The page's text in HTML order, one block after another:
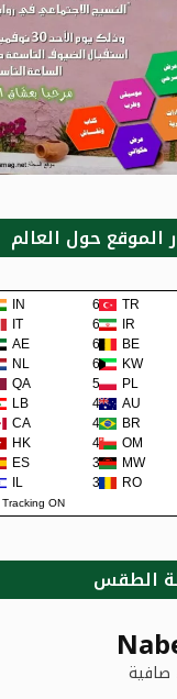
الموقع حول العالم
IN 63 TR
IT 62 IR
AE 62 BE
NL 60 KW
QA 57 PL
LB 48 AU
CA 45 BR
HK 42 OM
ES 38 MW
IL 36 RO
Tracking ON
الطقس